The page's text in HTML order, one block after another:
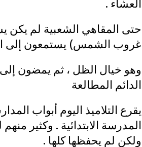
العشاء .
حتى المقاهي الشعبية لم يكن
غروب الشمس) يستمعون إلى
وهو خيال الظل ، ثم يمضون
الدائم المطالعة
يقرع التلاميذ اليوم أبواب
المدرسة الابتدائية . وكثير
ولكن لم يحفظها كلها .